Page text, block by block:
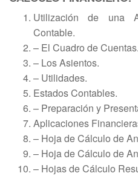
Utilización de una
Contable.
– El Cuadro de Cuentas.
– Los Asientos.
– Utilidades.
Estados Contables.
– Preparación y
Aplicaciones
– Hoja de Cálculo de
– Hoja de Cálculo de
– Hojas de Cálculo